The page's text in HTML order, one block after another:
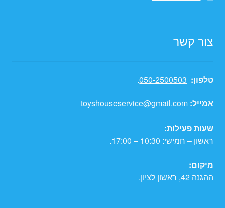
צור קשר
טלפון: 050-2500503
.
אמייל: toyshouseservice@gmail.com
שעות פעילות:
ראשון – חמישי: 10:30 – 17:00.
מיקום:
ההגנה 42, ראשון לציון.